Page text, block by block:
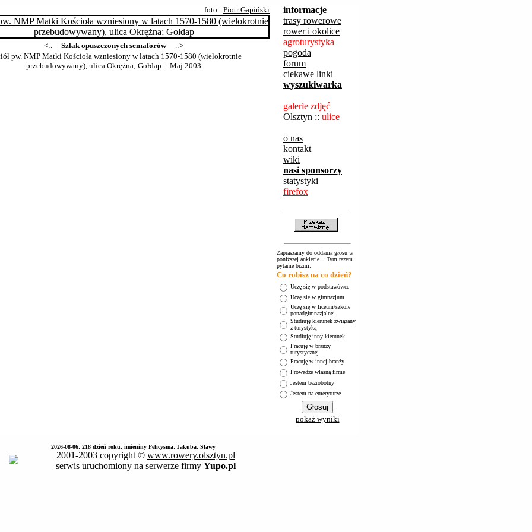
foto: Piotr Gapiński
<:. Szlak opuszczonych semaforów
.:>
pw. NMP Matki Kościoła wzniesiony w latach 1570-1580 (wielokrotnie
przebudowywany), ulica Okrężna; Gołdap :: Maj 2003
informacje
trasy rowerowe
rower i okolice
agroturystyka
pogoda
forum
ciekawe linki
wyszukiwarka
galerie zdjęć
Olsztyn :: ulice
o nas
kontakt
wiki
nasi sponsorzy
statystyki
firefox
Zapraszamy do oddania głosu w
poniższej ankiecie... Tym razem
pytanie brzmi:
Co robisz na co dzień?
Uczę się w podstawówce
Uczę się w gimnazjum
Uczę się w liceum/szkole
ponadgimnazjalnej
Studiuję kierunek związany
z turystyką
Studiuję inny kierunek
Pracuję w branży
turystycznej
Pracuję w innej branży
Prowadzę własną firmę
Jestem bezrobotny
Jestem na emeryturze
pokaż wyniki
2026-08-06, 218 dzień roku, imieniny Felicysma, Jakuba, Sławy
2001-2003 copyright © www.rowery.olsztyn.pl
serwis uruchomiony na serwerze firmy Yupo.pl